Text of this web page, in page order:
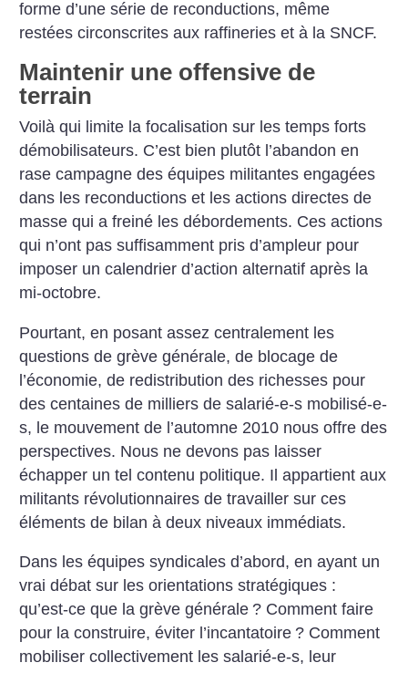
forme d’une série de reconductions, même
restées circonscrites aux raffineries et à la SNCF.
Maintenir une offensive de
terrain
Voilà qui limite la focalisation sur les temps forts
démobilisateurs. C’est bien plutôt l’abandon en
rase campagne des équipes militantes engagées
dans les reconductions et les actions directes de
masse qui a freiné les débordements. Ces actions
qui n’ont pas suffisamment pris d’ampleur pour
imposer un calendrier d’action alternatif après la
mi-octobre.
Pourtant, en posant assez centralement les
questions de grève générale, de blocage de
l’économie, de redistribution des richesses pour
des centaines de milliers de salarié-e-s mobilisé-e-
s, le mouvement de l’automne 2010 nous offre des
perspectives. Nous ne devons pas laisser
échapper un tel contenu politique. Il appartient aux
militants révolutionnaires de travailler sur ces
éléments de bilan à deux niveaux immédiats.
Dans les équipes syndicales d’abord, en ayant un
vrai débat sur les orientations stratégiques :
qu’est-ce que la grève générale ? Comment faire
pour la construire, éviter l’incantatoire ? Comment
mobiliser collectivement les salarié-e-s, leur